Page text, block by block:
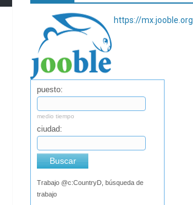
https://mx.jooble.org
puesto:
medio tiempo
ciudad:
Buscar
Trabajo @c:CountryD, búsqueda de
trabajo